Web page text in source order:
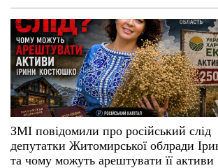
ЗМІ повідомили про російський слід
депутатки Житомирської облради
та чому можуть арештувати її активи